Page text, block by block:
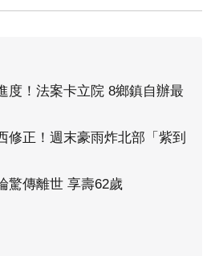
度！法案卡立院 8鄉鎮自辦最
修正！週末豪雨炸北部「紫到
驚傳離世 享壽62歲